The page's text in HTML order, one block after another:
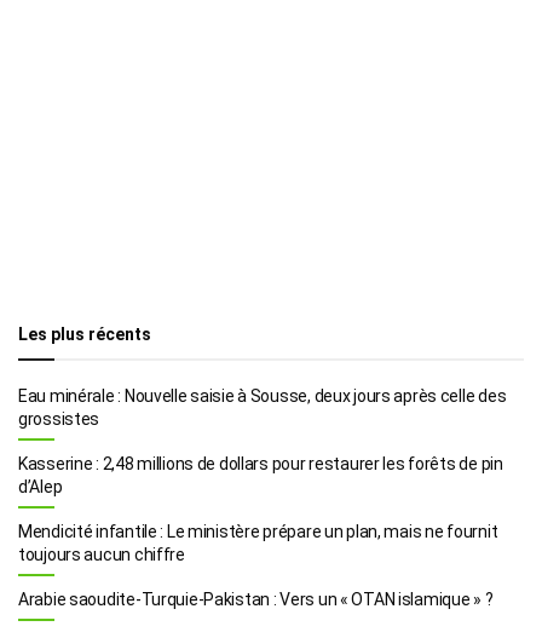
Les plus récents
Eau minérale : Nouvelle saisie à Sousse, deux jours après celle des
grossistes
Kasserine : 2,48 millions de dollars pour restaurer les forêts de pin
d’Alep
Mendicité infantile : Le ministère prépare un plan, mais ne fournit
toujours aucun chiffre
Arabie saoudite-Turquie-Pakistan : Vers un « OTAN islamique » ?